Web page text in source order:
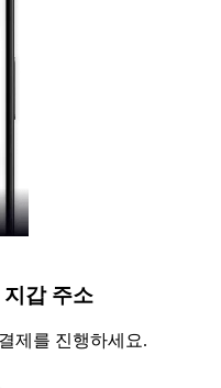
갑 주소
제를 진행하세요.